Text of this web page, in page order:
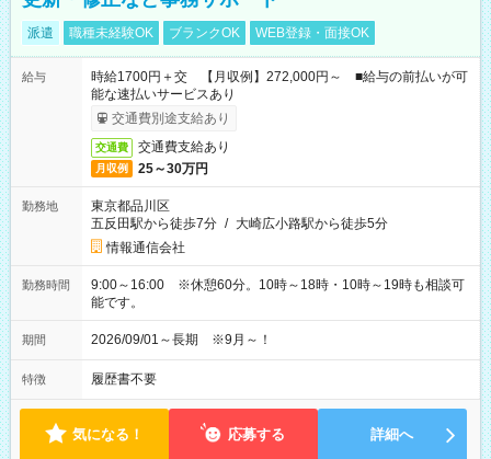
派遣 職種未経験OK ブランクOK WEB登録・面接OK
給与
時給1700円＋交 【月収例】272,000円～ ■給与の前払いが可
能な速払いサービスあり
交通費別途支給あり
交通費 交通費支給あり
月収例 25～30万円
勤務地
東京都品川区
五反田駅から徒歩7分 / 大崎広小路駅から徒歩5分
情報通信会社
勤務時間
9:00～16:00 ※休憩60分。10時～18時・10時～19時も相談可
能です。
期間 2026/09/01～長期 ※9月～！
特徴 履歴書不要
気になる！ 応募する 詳細へ